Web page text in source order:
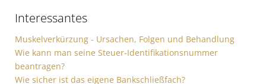
Interessantes
Muskelverkürzung - Ursachen, Folgen und Behandlung
Wie kann man seine Steuer-Identifikationsnummer
beantragen?
Wie sicher ist das eigene Bankschließfach?